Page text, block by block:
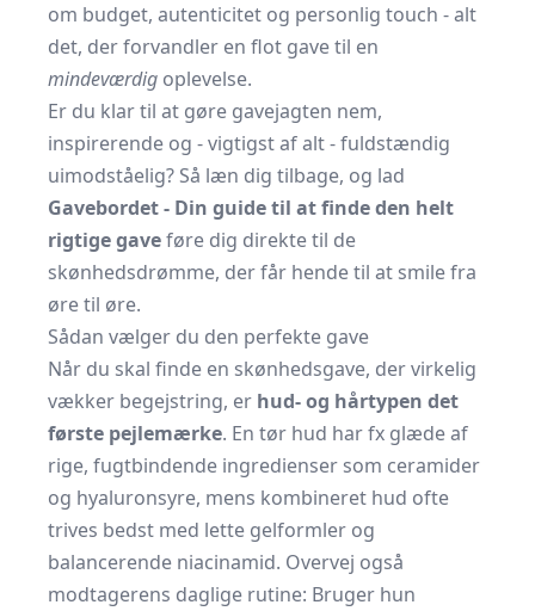
om budget, autenticitet og personlig touch - alt
det, der forvandler en flot gave til en
mindeværdig oplevelse.
Er du klar til at gøre gavejagten nem,
inspirerende og - vigtigst af alt - fuldstændig
uimodståelig? Så læn dig tilbage, og lad
Gavebordet - Din guide til at finde den helt
rigtige gaveføre dig direkte til de
skønhedsdrømme, der får hende til at smile fra
øre til øre.
Sådan vælger du den perfekte gave
Når du skal finde en skønhedsgave, der virkelig
vækker begejstring, er hud- og hårtypen det
første pejlemærke. En tør hud har fx glæde af
rige, fugtbindende ingredienser som ceramider
og hyaluronsyre, mens kombineret hud ofte
trives bedst med lette gelformler og
balancerende niacinamid. Overvej også
modtagerens daglige rutine: Bruger hun